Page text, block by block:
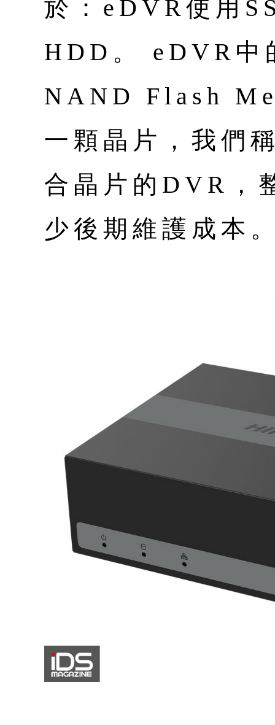
於：eDVR使用
HDD。 eDVR中
NAND Flash
一顆晶片，我們
合晶片的DVR，
少後期維護成本